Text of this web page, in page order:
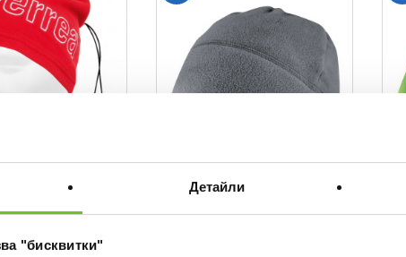
Детайли
"бисквитки"